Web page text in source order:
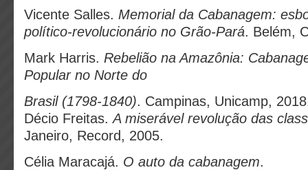
Vicente Salles. Memorial da Cabanagem:
político-revolucionário no Grão-Pará. Belém,
Mark Harris. Rebelião na Amazônia:
Popular no Norte do
Brasil (1798-1840). Campinas, Unicamp,
Décio Freitas.A miserável revolução das
Janeiro, Record, 2005.
Célia Maracajá. O auto da cabanagem.